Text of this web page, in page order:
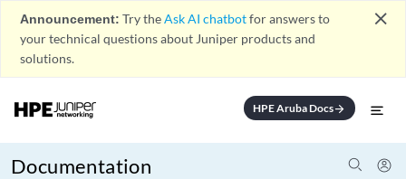
Announcement: Try theAsk AI chatbotfor answers to
your technical questions about Juniper products and
solutions.
close
HPE Aruba Docsarrow_forward
Documentation